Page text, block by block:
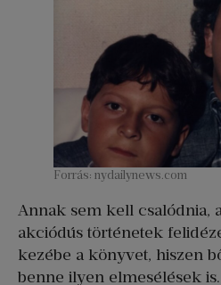
Forrás: nydailynews.com
Annak sem kell csalódnia,
akciódús történetek
kezébe a könyvet, hiszen
benne ilyen elmesélések